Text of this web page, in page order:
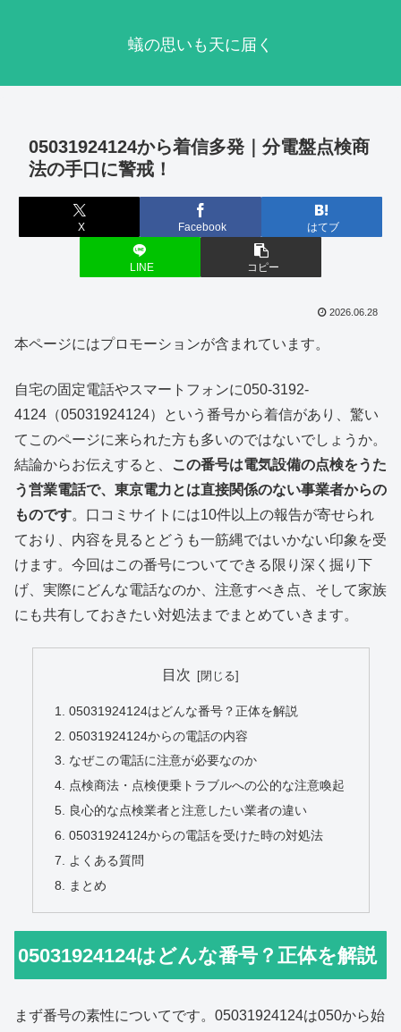
蟻の思いも天に届く
05031924124から着信多発｜分電盤点検商
法の手口に警戒！
X Facebook はてブ
LINE コピー
2026.06.28
本ページにはプロモーションが含まれています。
自宅の固定電話やスマートフォンに050-3192-
4124（05031924124）という番号から着信があり、驚い
てこのページに来られた方も多いのではないでしょうか。
結論からお伝えすると、
この番号は電気設備の点検をうた
う営業電話で、東京電力とは直接関係のない事業者からの
ものです。口コミサイトには10件以上の報告が寄せられ
ており、内容を見るとどうも一筋縄ではいかない印象を受
けます。今回はこの番号についてできる限り深く掘り下
げ、実際にどんな電話なのか、注意すべき点、そして家族
にも共有しておきたい対処法までまとめていきます。
目次
05031924124はどんな番号？正体を解説
05031924124からの電話の内容
なぜこの電話に注意が必要なのか
点検商法・点検便乗トラブルへの公的な注意喚起
良心的な点検業者と注意したい業者の違い
05031924124からの電話を受けた時の対処法
よくある質問
まとめ
05031924124はどんな番号？正体を解説
まず番号の素性についてです。05031924124は050から始